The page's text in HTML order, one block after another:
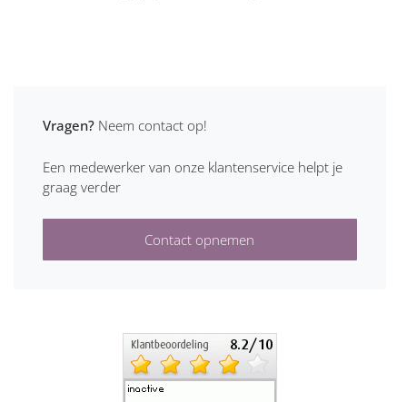
Vragen? Neem contact op!
Een medewerker van onze klantenservice helpt je
graag verder
Contact opnemen